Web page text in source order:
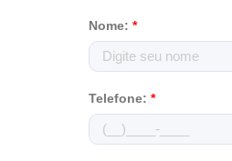
Nome:*
Telefone:*